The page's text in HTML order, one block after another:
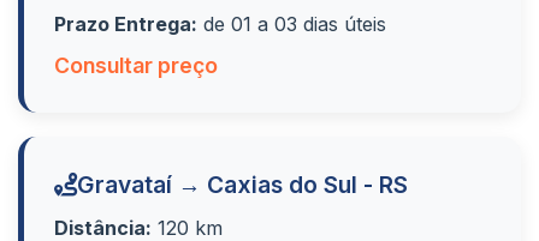
Prazo Entrega: de 01 a 03 dias úteis
Consultar preço
Gravataí → Caxias do Sul - RS
Distância: 120 km